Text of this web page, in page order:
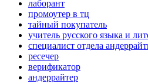
лаборант
промоутер в тц
тайный покупатель
учитель русского языка и
специалист отдела
ресечер
верификатор
андеррайтер